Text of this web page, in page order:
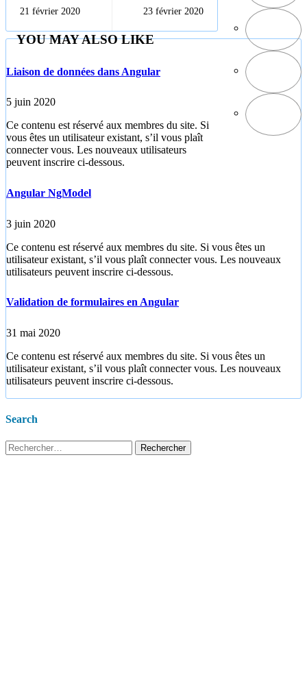
composant avec
Angular
21 février 2020
Bootstrap avec
Angular
23 février 2020
YOU MAY ALSO LIKE
Liaison de données dans Angular
5 juin 2020
Ce contenu est réservé aux membres du site. Si
vous êtes un utilisateur existant, s’il vous plaît
connecter vous. Les nouveaux utilisateurs
peuvent inscrire ci-dessous.
Angular NgModel
3 juin 2020
Ce contenu est réservé aux membres du site. Si vous êtes un
utilisateur existant, s’il vous plaît connecter vous. Les nouveaux
utilisateurs peuvent inscrire ci-dessous.
Validation de formulaires en Angular
31 mai 2020
Ce contenu est réservé aux membres du site. Si vous êtes un
utilisateur existant, s’il vous plaît connecter vous. Les nouveaux
utilisateurs peuvent inscrire ci-dessous.
Search
Rechercher :